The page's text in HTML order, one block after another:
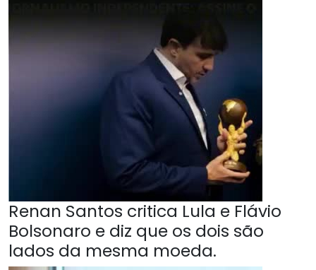
Renan Santos critica Lula e Flávio
Bolsonaro e diz que os dois são
lados da mesma moeda.